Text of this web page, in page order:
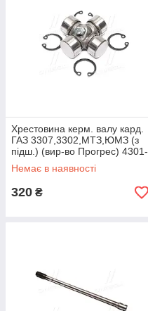
Хрестовина керм. валу кард.
ГАЗ 3307,3302,МТЗ,ЮМЗ (з
підш.) (вир-во Прогрес) 4301-
3401485 UA51
Немає в наявності
320 ₴